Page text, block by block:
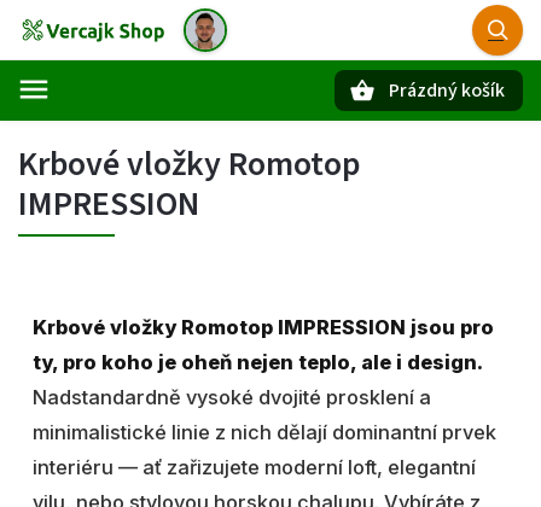
Prázdný košík
Krbové vložky Romotop
IMPRESSION
Krbové vložky Romotop IMPRESSION jsou pro
ty, pro koho je oheň nejen teplo, ale i design.
Nadstandardně vysoké dvojité prosklení a
minimalistické linie z nich dělají dominantní prvek
interiéru — ať zařizujete moderní loft, elegantní
vilu, nebo stylovou horskou chalupu. Vybíráte z